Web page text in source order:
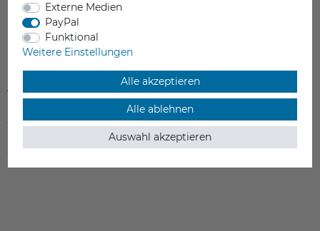
BIQU Crab / Werkzeug zum Düsen
wechseln
39,90 €
ab Lager > Lieferzeit 1-3 Werktage
Externe Medien
PayPal
Funktional
Weitere Einstellungen
Alle akzeptieren
Alle ablehnen
Auswahl akzeptieren